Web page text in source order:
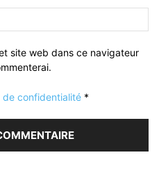
site web dans ce navigateur
de confidentialité *